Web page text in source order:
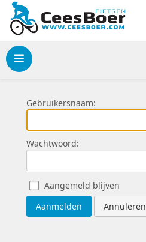
Menu
Gebruikersnaam:
Wachtwoord:
Aangemeld blijven
Aanmelden
Annuleren